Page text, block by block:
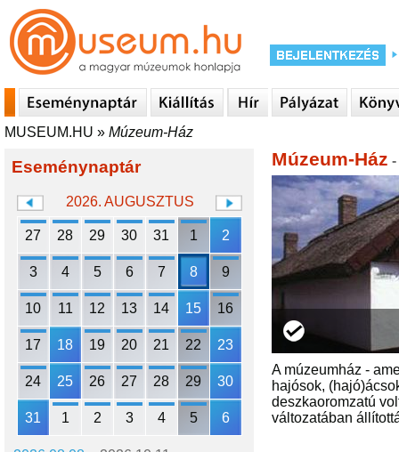
MUSEUM.HU » Múzeum-Ház
Eseménynaptár
2026. AUGUSZTUS
27 28 29 30 31 1 2
3 4 5 6 7 8 9
10 11 12 13 14 15 16
17 18 19 20 21 22 23
24 25 26 27 28 29 30
31 1 2 3 4 5 6
Múzeum-Ház
A múzeumház -
hajósok,
deszkaoromzatú
változatában